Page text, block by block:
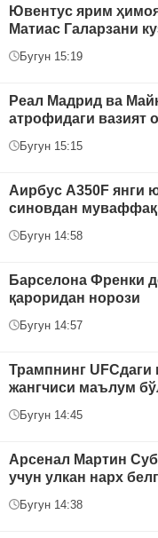
Ювентус ярим
Матиас Галарзани
Бугун 15:19
Реал Мадрид ва
атрофидаги вазият
Бугун 15:15
Аирбус A350F янги
синовдан
Бугун 14:58
Барселона Френки
қароридан норози
Бугун 14:57
Трампнинг UFCдаги
жангчиси маълум
Бугун 14:45
Арсенал Мартин
учун улкан нарх
Бугун 14:38